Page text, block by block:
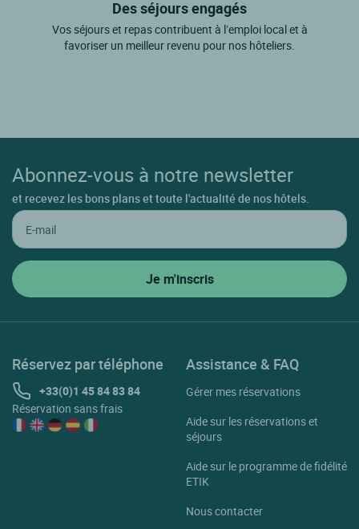
Des séjours engagés
Vos séjours et repas contribuent à l’emploi local et à
favoriser un meilleur revenu pour nos hôteliers.
Abonnez-vous à notre newsletter
et recevez les bons plans et toute l'actualité de nos hôtels.
Réservez par téléphone
+33(0)1 45 84 83 84
Réservation sans frais
Assistance & FAQ
Gérer mes réservations
Aide sur les réservations et
séjours
Aide sur le programme de fidélité
ETIK
Nous contacter